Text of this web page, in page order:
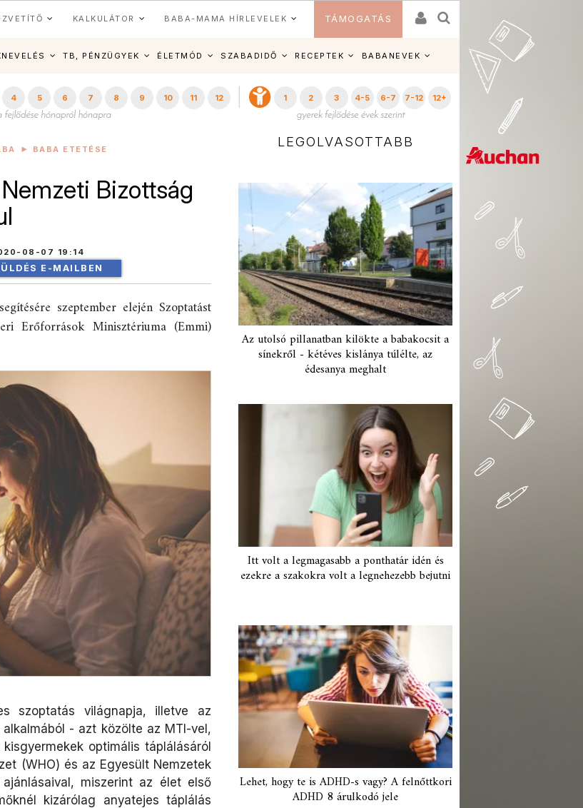
KALKULÁTOR BABA-MAMA HÍRLEVELEK TÁMOGATÁS
TB, PÉNZÜGYEK ÉLETMÓD SZABADIDŐ RECEPTEK BABANEVEK
4 5 6 7 8 9 10 11 12 1 2 3 4-5 6-7 7-12 12+
BABA ETETÉSE
Bizottság
08-07 19:14
E-MAILBEN
szeptember elején Szoptatást
Erőforrások Minisztériuma (Emmi)
szoptatás világnapja, illetve az
- azt közölte az MTI-vel,
optimális táplálásáról
(WHO) és az Egyesült Nemzetek
ajánlásaival, miszerint az élet első
kizárólag anyatejes táplálás
LEGOLVASOTTABB
Az utolsó pillanatban kilökte a babakocsit a
sínekről - kétéves kislánya túlélte, az
édesanya meghalt
Itt volt a legmagasabb a ponthatár idén és
ezekre a szakokra volt a legnehezebb bejutni
Lehet, hogy te is ADHD-s vagy? A felnőttkori
ADHD 8 árulkodó jele